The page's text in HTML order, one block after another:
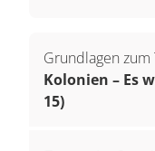
Grundlagen zum
Kolonien – Es
15)